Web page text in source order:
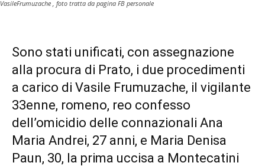
VasileFrumuzache , foto tratta da pagina FB personale
Sono stati unificati, con assegnazione
alla procura di Prato, i due procedimenti
a carico di Vasile Frumuzache, il vigilante
33enne, romeno, reo confesso
dell’omicidio delle connazionali Ana
Maria Andrei, 27 anni, e Maria Denisa
Paun, 30, la prima uccisa a Montecatini